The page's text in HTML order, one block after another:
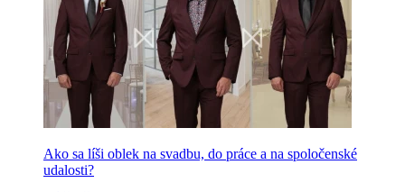
Ako sa líši oblek na svadbu, do práce a na spoločenské
udalosti?